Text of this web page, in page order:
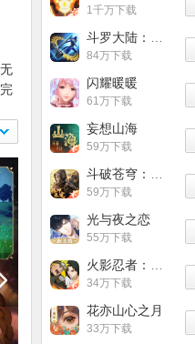
1千万下载
84万下载
闪耀暖暖
61万下载
妄想山海
59万下载
59万下载
光与夜之恋
55万下载
34万下载
花亦山心之月
33万下载